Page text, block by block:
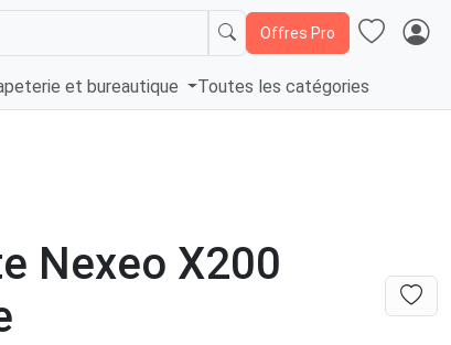
Offres Pro
et bureautique Toutes les catégories
Nexeo X200